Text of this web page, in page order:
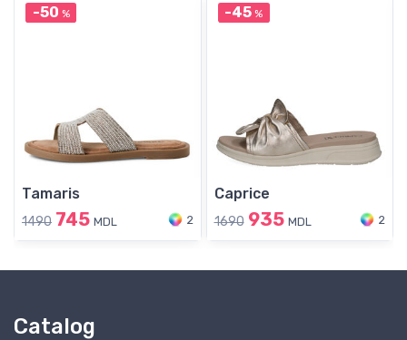
-50 %
Tamaris
1490 745 MDL 2
-45 %
Caprice
1690 935 MDL 2
Catalog